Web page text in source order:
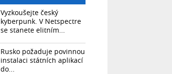
Vyzkoušejte český
kyberpunk. V Netspectre
se stanete elitním...
Rusko požaduje povinnou
instalaci státních aplikací
do...